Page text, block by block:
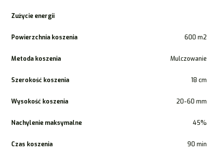
Zużycie energii
Powierzchnia koszenia 600 m2
Metoda koszenia Mulczowanie
Szerokość koszenia 18 cm
Wysokość koszenia 20-60 mm
Nachylenie maksymalne 45%
Czas koszenia 90 min